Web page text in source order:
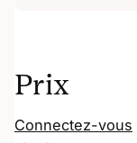
Prix
Connectez-vous